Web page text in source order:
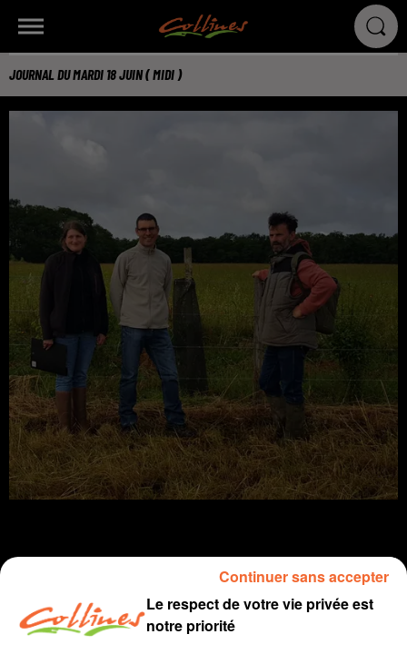
JOURNAL DU MARDI 18 JUIN ( MIDI )
18 juin 2024 - 14 min 8 sec
Le respect de votre vie privée est
notre priorité
Continuer sans accepter